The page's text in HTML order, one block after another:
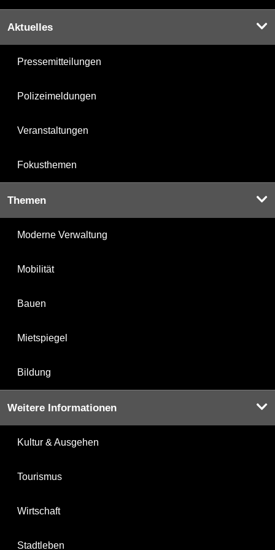
Aktuelles
Pressemitteilungen
Polizeimeldungen
Veranstaltungen
Fokusthemen
Themen
Moderne Verwaltung
Mobilität
Bauen
Mietspiegel
Bildung
Weitere Informationen
Kultur & Ausgehen
Tourismus
Wirtschaft
Stadtleben